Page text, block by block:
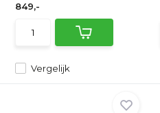
Vergelijk
849,-